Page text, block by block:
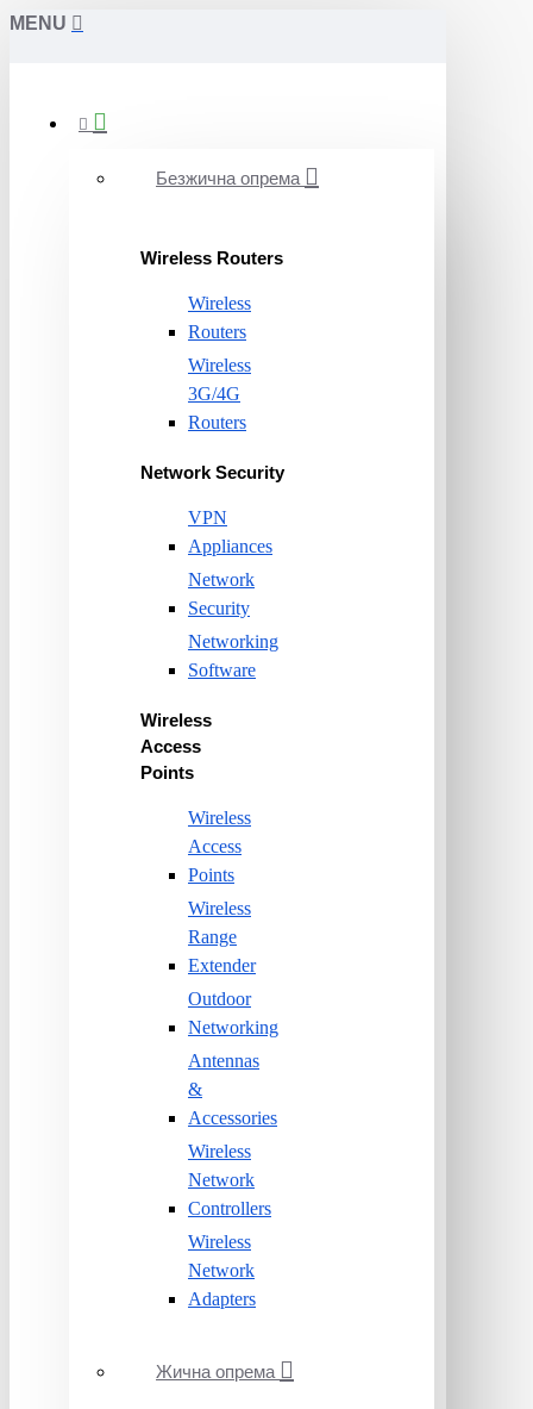
MENU
Безжична опрема
Wireless Routers
Wireless
Routers
Wireless
3G/4G
Routers
Network Security
VPN
Appliances
Network
Security
Networking
Software
Wireless
Access
Points
Wireless
Access
Points
Wireless
Range
Extender
Outdoor
Networking
Antennas
&
Accessories
Wireless
Network
Controllers
Wireless
Network
Adapters
Жична опрема